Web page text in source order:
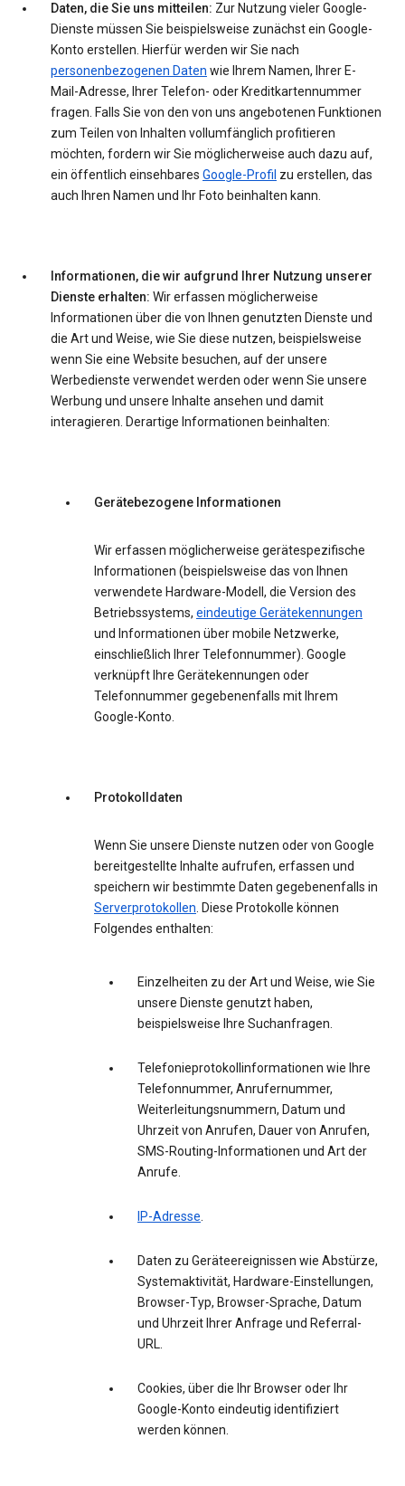
Daten, die Sie uns mitteilen: Zur Nutzung vieler Google-
Dienste müssen Sie beispielsweise zunächst ein Google-
Konto erstellen. Hierfür werden wir Sie nach
personenbezogenen Daten wie Ihrem Namen, Ihrer E-
Mail-Adresse, Ihrer Telefon- oder Kreditkartennummer
fragen. Falls Sie von den von uns angebotenen Funktionen
zum Teilen von Inhalten vollumfänglich profitieren
möchten, fordern wir Sie möglicherweise auch dazu auf,
ein öffentlich einsehbares Google-Profil zu erstellen, das
auch Ihren Namen und Ihr Foto beinhalten kann.
Informationen, die wir aufgrund Ihrer Nutzung unserer
Dienste erhalten: Wir erfassen möglicherweise
Informationen über die von Ihnen genutzten Dienste und
die Art und Weise, wie Sie diese nutzen, beispielsweise
wenn Sie eine Website besuchen, auf der unsere
Werbedienste verwendet werden oder wenn Sie unsere
Werbung und unsere Inhalte ansehen und damit
interagieren. Derartige Informationen beinhalten:
Gerätebezogene Informationen
Wir erfassen möglicherweise gerätespezifische
Informationen (beispielsweise das von Ihnen
verwendete Hardware-Modell, die Version des
Betriebssystems, eindeutige Gerätekennungen
und Informationen über mobile Netzwerke,
einschließlich Ihrer Telefonnummer). Google
verknüpft Ihre Gerätekennungen oder
Telefonnummer gegebenenfalls mit Ihrem
Google-Konto.
Protokolldaten
Wenn Sie unsere Dienste nutzen oder von Google
bereitgestellte Inhalte aufrufen, erfassen und
speichern wir bestimmte Daten gegebenenfalls in
Serverprotokollen. Diese Protokolle können
Folgendes enthalten:
Einzelheiten zu der Art und Weise, wie Sie
unsere Dienste genutzt haben,
beispielsweise Ihre Suchanfragen.
Telefonieprotokollinformationen wie Ihre
Telefonnummer, Anrufernummer,
Weiterleitungsnummern, Datum und
Uhrzeit von Anrufen, Dauer von Anrufen,
SMS-Routing-Informationen und Art der
Anrufe.
IP-Adresse.
Daten zu Geräteereignissen wie Abstürze,
Systemaktivität, Hardware-Einstellungen,
Browser-Typ, Browser-Sprache, Datum
und Uhrzeit Ihrer Anfrage und Referral-
URL.
Cookies, über die Ihr Browser oder Ihr
Google-Konto eindeutig identifiziert
werden können.